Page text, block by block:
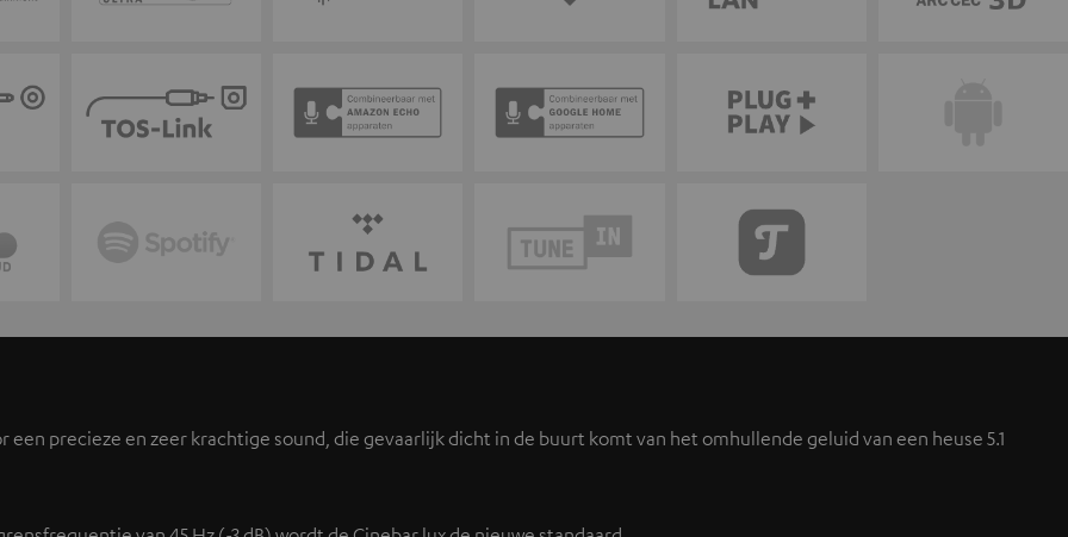
een precieze en zeer krachtige sound, die gevaarlijk dicht in de buurt komt van het omhullende geluid van een heuse 5.1